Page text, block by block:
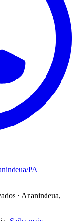
PA
· Ananindeua,